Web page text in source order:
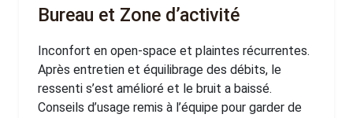
Bureau et Zone d’activité
Inconfort en open-space et plaintes récurrentes.
Après entretien et équilibrage des débits, le
ressenti s’est amélioré et le bruit a baissé.
Conseils d’usage remis à l’équipe pour garder de